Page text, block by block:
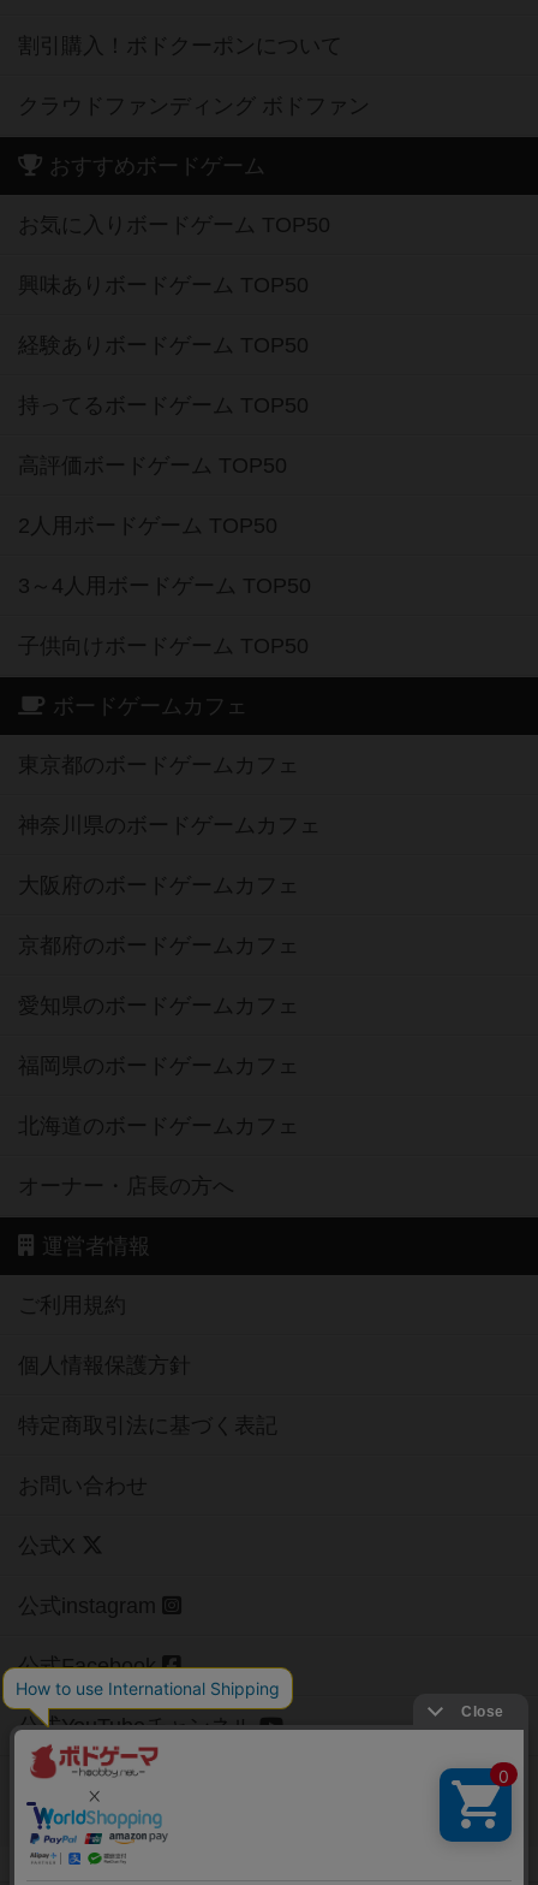
割引購入！ボドクーポンについて
クラウドファンディング ボドファン
おすすめボードゲーム
お気に入りボードゲーム TOP50
興味ありボードゲーム TOP50
経験ありボードゲーム TOP50
持ってるボードゲーム TOP50
高評価ボードゲーム TOP50
2人用ボードゲーム TOP50
3～4人用ボードゲーム TOP50
子供向けボードゲーム TOP50
ボードゲームカフェ
東京都のボードゲームカフェ
神奈川県のボードゲームカフェ
大阪府のボードゲームカフェ
京都府のボードゲームカフェ
愛知県のボードゲームカフェ
福岡県のボードゲームカフェ
北海道のボードゲームカフェ
オーナー・店長の方へ
運営者情報
ご利用規約
個人情報保護方針
特定商取引法に基づく表記
お問い合わせ
公式X
公式instagram
公式Facebook
公式YouTubeチャンネル